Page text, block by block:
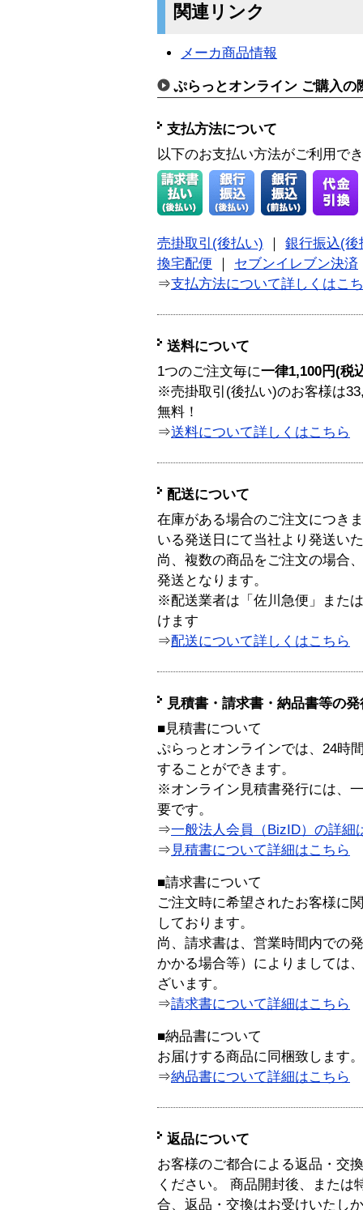
関連リンク
メーカ商品情報
ぷらっとオンライン ご購入の
支払方法について
以下のお支払い方法がご利用で
売掛取引(後払い)
銀行振込(後
換宅配便
セブンイレブン決済
⇒支払方法について詳しくはこ
送料について
1つのご注文毎に一律1,100円(税
※売掛取引(後払い)のお客様は
無料！
⇒送料について詳しくはこちら
配送について
在庫がある場合のご注文につき
いる発送日にて当社より発送い
尚、複数の商品をご注文の場合
発送となります。
※配送業者は「佐川急便」また
けます
⇒配送について詳しくはこちら
見積書・請求書・納品書等の
■見積書について
ぷらっとオンラインでは、24時
することができます。
※オンライン見積書発行には、
要です。
⇒一般法人会員（BizID）の詳細
⇒ 見積書について詳細はこちら
■請求書について
ご注文時に希望されたお客様に
しております。
尚、請求書は、営業時間内での
かかる場合等）によりましては
ざいます。
⇒請求書について詳細はこちら
■納品書について
お届けする商品に同梱致します。
⇒納品書について詳細はこちら
返品について
お客様のご都合による返品・交
ください。 商品開封後、または
合、返品・交換はお受けいたし